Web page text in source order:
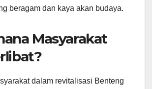
beragam dan kaya akan budaya.
Masyarakat
dalam revitalisasi Benteng